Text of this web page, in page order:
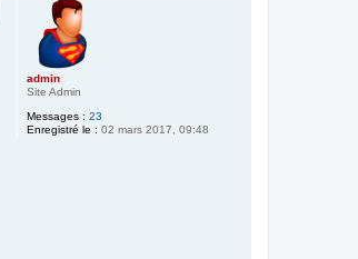
admin
Site Admin
Messages : 23
Enregistré le : 02 mars 2017, 09:48